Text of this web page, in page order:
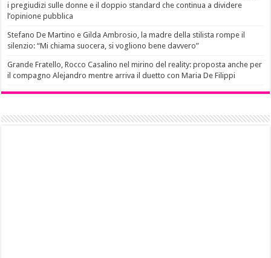
i pregiudizi sulle donne e il doppio standard che continua a dividere
l’opinione pubblica
Stefano De Martino e Gilda Ambrosio, la madre della stilista rompe il
silenzio: “Mi chiama suocera, si vogliono bene davvero”
Grande Fratello, Rocco Casalino nel mirino del reality: proposta anche per
il compagno Alejandro mentre arriva il duetto con Maria De Filippi